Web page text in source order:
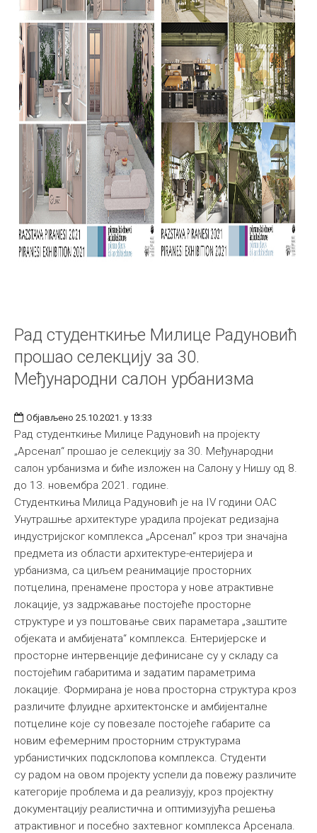
Рад студенткиње Милицe Радуновић
прошао селекцију за 30.
Међународни салон урбанизма
Објављено 25.10.2021. у 13:33
Рад студенткиње Милицe Радуновић на пројекту
„Арсенал“ прошао је селекцију за 30. Међународни
салон урбанизма и биће изложен на Салону у Нишу од 8.
до 13. новембра 2021. године.
Студенткиња Милица Радуновић је на IV години ОАС
Унутрашње архитектуре урадила пројекат редизајна
индустријског комплекса „Арсенал“ кроз три значајна
предмета из области архитектуре-ентеријера и
урбанизма, са циљем реанимације просторних
потцелина, пренамене простора у нове атрактивне
локације, уз задржавање постојеће просторне
структуре и уз поштовање свих параметара „заштите
објеката и амбијената“ комплекса. Ентеријерске и
просторне интервенције дефинисане су у складу са
постојећим габаритима и задатим параметрима
локације. Формирана је нова просторна структура кроз
различите флуидне архитектонске и амбијенталне
потцелине које су повезале постојеће габарите са
новим ефемерним просторним структурама
урбанистичких подсклопова комплекса. Студенти
су радом на овом пројекту успели да повежу различите
категорије проблема и да реализују, кроз пројектну
документацију реалистична и оптимизујућа решења
атрактивног и посебно захтевног комплекса Арсенала.